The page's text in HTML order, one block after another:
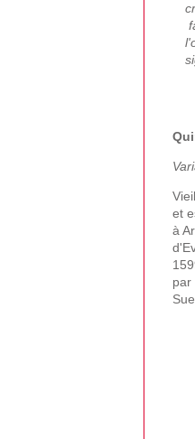
et
à
par